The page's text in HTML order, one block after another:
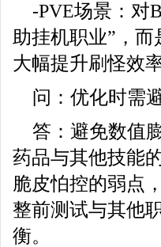
-PVE场景：对
助挂机职业”，
大幅提升刷怪效
问：优化时需
答：避免数值
药品与其他技能
脆皮怕控的弱点
整前测试与其他
衡。